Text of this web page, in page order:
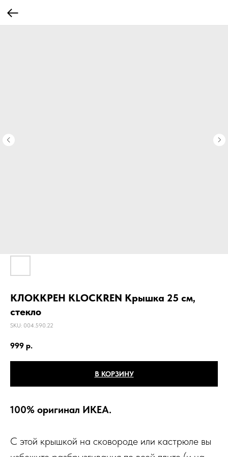
КЛОККРЕН KLOCKREN Крышка 25 см,
стекло
SKU: 004.590.22
999 р.
В КОРЗИНУ
100% оригинал ИКЕА.
С этой крышкой на сковороде или кастрюле вы